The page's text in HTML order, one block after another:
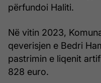
përfundoi Haliti.
Në vitin 2023,
qeverisjen e Bedri
pastrimin e liqenit
828 euro.